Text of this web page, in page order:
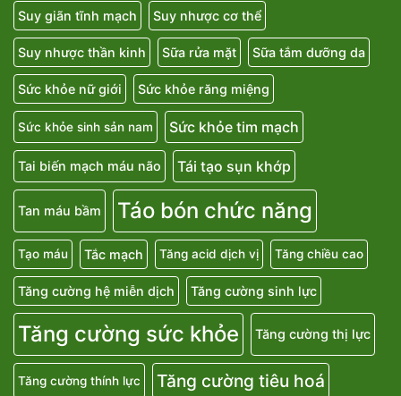
Suy giãn tĩnh mạch Suy nhược cơ thể
Suy nhược thần kinh Sữa rửa mặt Sữa tắm dưỡng da
Sức khỏe nữ giới Sức khỏe răng miệng
Sức khỏe sinh sản nam Sức khỏe tim mạch
Tai biến mạch máu não Tái tạo sụn khớp
Tan máu bầm Táo bón chức năng
Tạo máu Tắc mạch Tăng acid dịch vị Tăng chiều cao
Tăng cường hệ miễn dịch Tăng cường sinh lực
Tăng cường sức khỏe Tăng cường thị lực